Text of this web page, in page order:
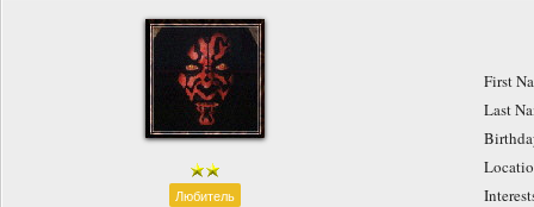
Любитель
First
Last